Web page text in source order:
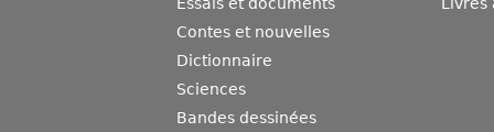
Essais et documents
Contes et nouvelles
Dictionnaire
Sciences
Bandes dessinées
Livres